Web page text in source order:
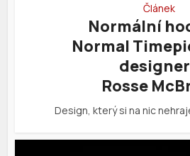
Článek
Normální
Normal
Rosse
Design, který si na nic